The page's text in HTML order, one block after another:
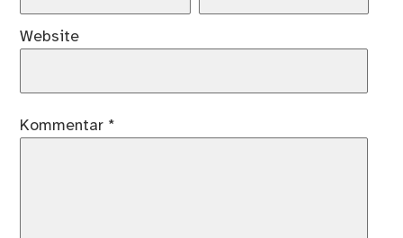
Website
Kommentar *